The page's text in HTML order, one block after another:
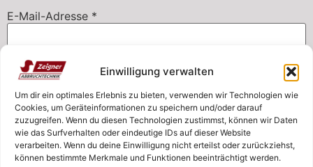
Einwilligung verwalten
Um dir ein optimales Erlebnis zu bieten, verwenden wir Technologien wie
Cookies, um Geräteinformationen zu speichern und/oder darauf
zuzugreifen. Wenn du diesen Technologien zustimmst, können wir Daten
wie das Surfverhalten oder eindeutige IDs auf dieser Website
verarbeiten. Wenn du deine Einwilligung nicht erteilst oder zurückziehst,
können bestimmte Merkmale und Funktionen beeinträchtigt werden.
E-Mail-Adresse *
Website
Name, E-Mail-Adresse und Website in diesem Browser
für meinen nächsten Kommentar speichern.
Rufen Sie uns an!